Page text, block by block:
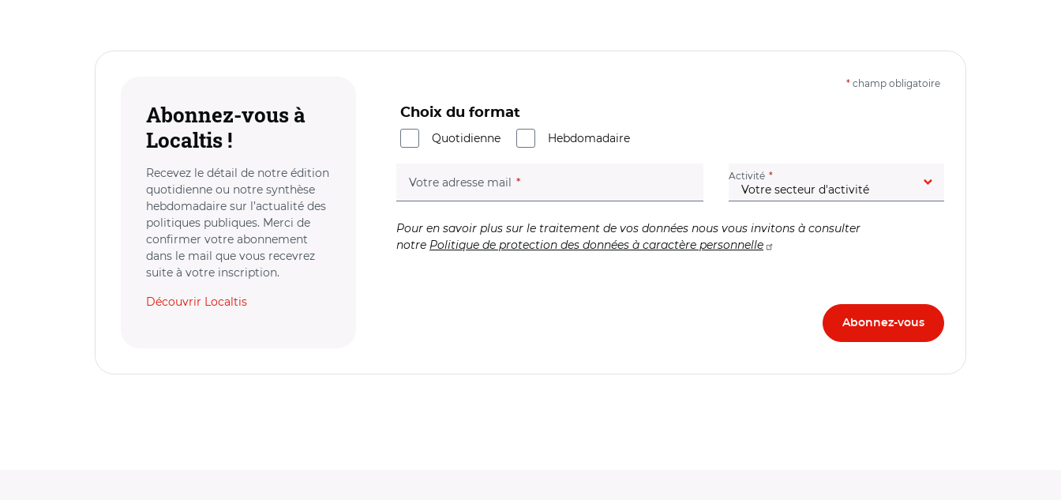
Abonnez-vous à
Localtis !
Recevez le détail de notre édition
quotidienne ou notre synthèse
hebdomadaire sur l’actualité des
politiques publiques. Merci de
confirmer votre abonnement
dans le mail que vous recevrez
suite à votre inscription.
Découvrir Localtis
* champ obligatoire
Choix du format
Quotidienne
Hebdomadaire
Votre adresse mail (champ obligatoire) Activité (champ obligatoire)
Pour en savoir plus sur le traitement de vos données nous vous invitons à consulter
notre Politique de protection des données à caractère personnelle